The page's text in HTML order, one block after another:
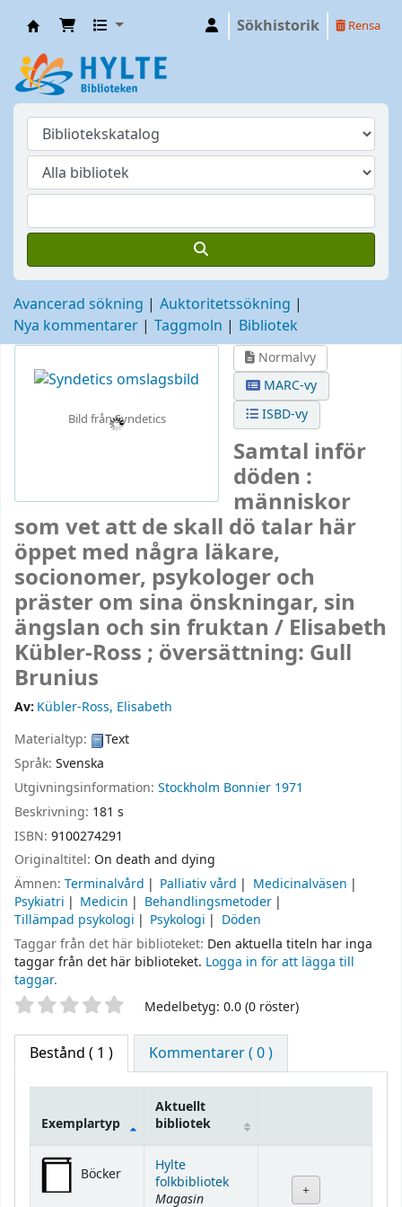
Sökhistorik Rensa
Avancerad sökning
Auktoritetssökning
Nya kommentarer
Taggmoln Bibliotek
Bild från Syndetics
Normalvy
MARC-vy
ISBD-vy
Samtal inför
döden :
människor
som vet att de skall dö talar här
öppet med några läkare,
socionomer, psykologer och
präster om sina önskningar, sin
ängslan och sin fruktan / Elisabeth
Kübler-Ross ; översättning: Gull
Brunius
Av: Kübler-Ross, Elisabeth
Materialtyp:
Text
Språk: Svenska
Utgivningsinformation: Stockholm Bonnier 1971
Beskrivning: 181 s
ISBN: 9100274291
Originaltitel: On death and dying
Ämnen: Terminalvård Palliativ vård
Medicinalväsen
Psykiatri
Medicin
Behandlingsmetoder
Tillämpad psykologi
Psykologi
Döden
Taggar från det här biblioteket: Den aktuella titeln har inga
taggar från det här biblioteket. Logga in för att lägga till
taggar.
Betyg Medelbetyg: 0.0 (0 röster)
Bestånd ( 1 ) Kommentarer ( 0 )
Bestånd
Exemplartyp
Aktuellt
bibliotek
Böcker
Hylte
folkbibliotek
Magasin